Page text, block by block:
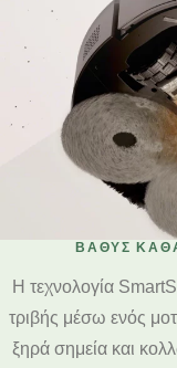
ΒΑΘΎΣ
Η τεχνολογία
τριβής μέσω ενός
ξηρά σημεία και